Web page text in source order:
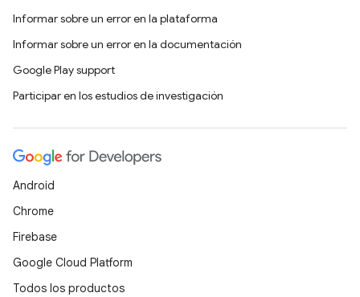
Informar sobre un error en la plataforma
Informar sobre un error en la documentación
Google Play support
Participar en los estudios de investigación
Android
Chrome
Firebase
Google Cloud Platform
Todos los productos